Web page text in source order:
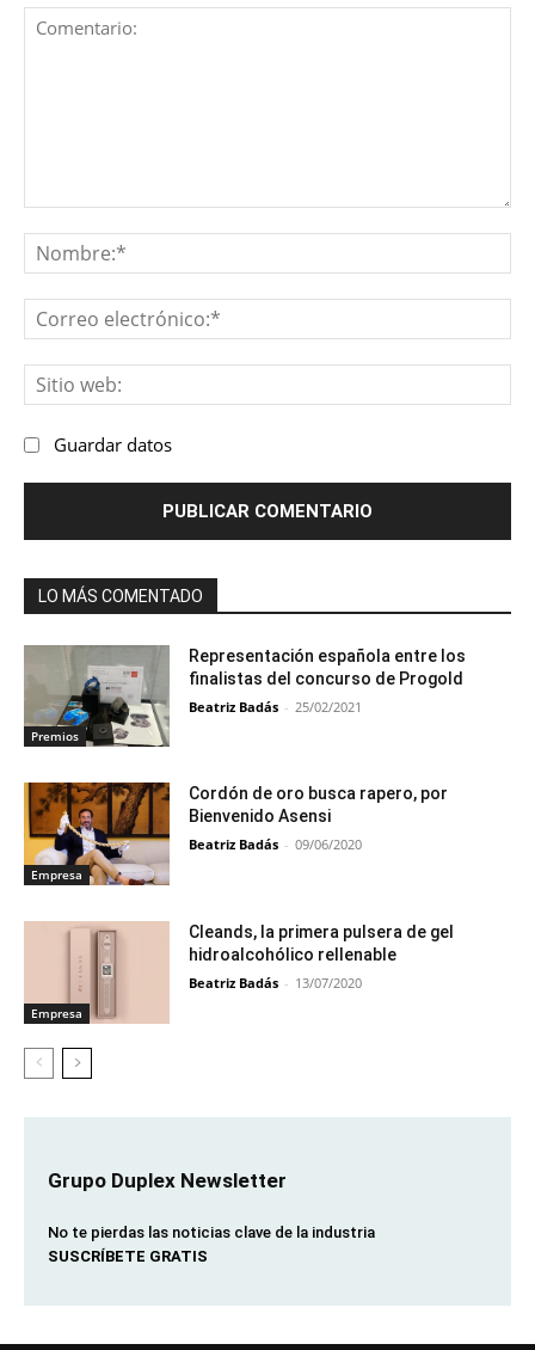
Guardar datos
LO MÁS COMENTADO
Premios
Representación española entre los
finalistas del concurso de Progold
Beatriz Badás - 25/02/2021
Empresa
Cordón de oro busca rapero, por
Bienvenido Asensi
Beatriz Badás - 09/06/2020
Empresa
Cleands, la primera pulsera de gel
hidroalcohólico rellenable
Beatriz Badás - 13/07/2020
Grupo Duplex Newsletter
No te pierdas las noticias clave de la industria
SUSCRÍBETE GRATIS